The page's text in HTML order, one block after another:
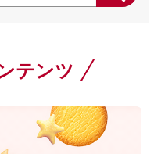
テンツ